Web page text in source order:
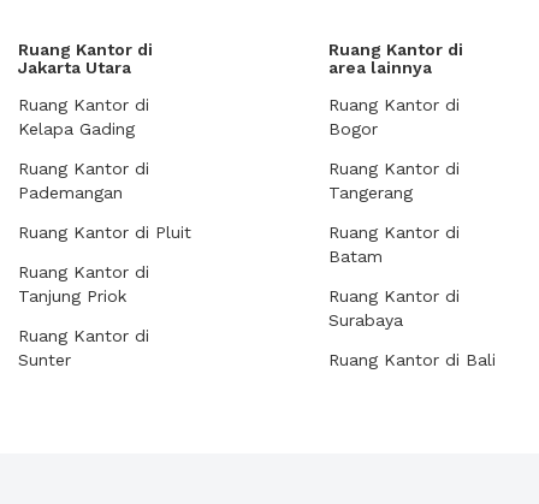
Ruang Kantor di
Jakarta Utara
Ruang Kantor di
Kelapa Gading
Ruang Kantor di
Pademangan
Ruang Kantor di Pluit
Ruang Kantor di
Tanjung Priok
Ruang Kantor di
Sunter
Ruang Kantor di
area lainnya
Ruang Kantor di
Bogor
Ruang Kantor di
Tangerang
Ruang Kantor di
Batam
Ruang Kantor di
Surabaya
Ruang Kantor di Bali